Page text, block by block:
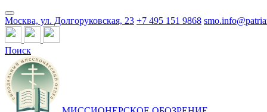
Москва, ул. Долгоруковская, 23 +7 495 151 9868
Поиск